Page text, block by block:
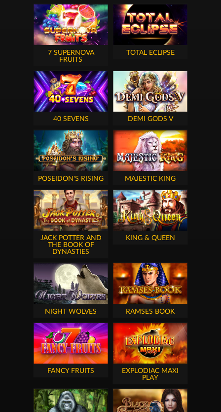
7 SUPERNOVA
FRUITS
TOTAL ECLIPSE
40 SEVENS DEMI GODS V
POSEIDON'S RISING MAJESTIC KING
JACK POTTER AND
THE BOOK OF
DYNASTIES
KING & QUEEN
NIGHT WOLVES RAMSES BOOK
FANCY FRUITS
EXPLODIAC MAXI
PLAY